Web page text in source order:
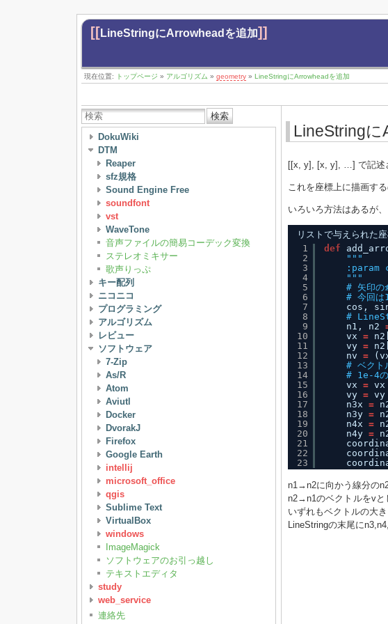
[[LineStringにArrowheadを追加]]
現在位置: トップページ » アルゴリズム » geometry » LineStringにArrowheadを追加
検索
DokuWiki
DTM
Reaper
sfz規格
Sound Engine Free
soundfont
vst
WaveTone
音声ファイルの簡易コーデック変換
ステレオミキサー
歌声りっぷ
キー配列
ニコニコ
プログラミング
アルゴリズム
レビュー
ソフトウェア
7-Zip
As/R
Atom
Aviutl
Docker
DvorakJ
Firefox
Google Earth
intellij
microsoft_office
qgis
Sublime Text
VirtualBox
windows
ImageMagick
ソフトウェアのお引っ越し
テキストエディタ
study
web_service
連絡先
LineString
[[x, y], [x, y], …] で記述
これを座標上に描画す
いろいろ方法はあるが
リストで与えられた
1
2
3
4
5
6
7
8
9
10
11
12
13
14
15
16
17
18
19
20
21
22
23
def
"""
"""
# 矢印の
# 今回
cos,
#
n1, n2
vx = n2[
vy = n2[
nv =
# ベクト
# 1e-4の
vx = vx
vy = vy
n3x =
n3y =
n4x =
n4y =
n1→n2に向かう線分の
n2→n1のベクトルをvと
いずれもベクトルの大
LineStringの末尾に